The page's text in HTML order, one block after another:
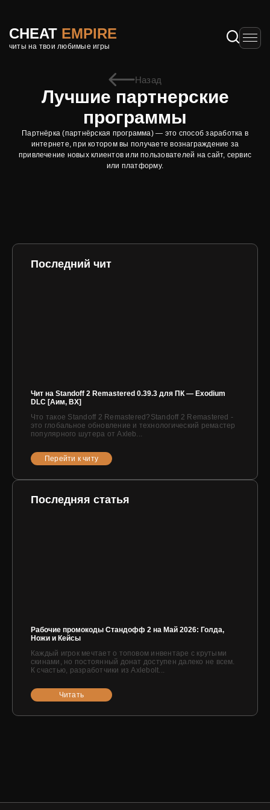
CHEAT EMPIRE
читы на твои любимые игры
Назад
Лучшие партнерские
программы
Партнёрка (партнёрская программа) — это способ заработка в
интернете, при котором вы получаете вознаграждение за
привлечение новых клиентов или пользователей на сайт, сервис
или платформу.
Последний чит
Чит на Standoff 2 Remastered 0.39.3 для ПК — Exodium
DLC [Аим, ВХ]
Что такое Standoff 2 Remastered?Standoff 2 Remastered -
это глобальное обновление и технологический ремастер
популярного шутера от Axleb...
Перейти к читу
Последняя статья
Рабочие промокоды Стандофф 2 на Май 2026: Голда,
Ножи и Кейсы
Каждый игрок мечтает о топовом инвентаре с крутыми
скинами, но постоянный донат доступен далеко не всем.
К счастью, разработчики из Axlebolt...
Читать